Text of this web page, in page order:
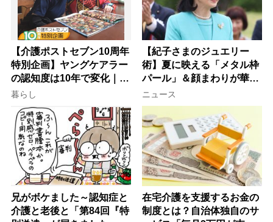
【介護ポストセブン10周年
特別企画】ヤングケアラー
の認知度は10年で変化｜流
行語大賞にノミネート、法
律にも明記されたが果たし
て現在は？
暮らし
【紀子さまのジュエリー
術】夏に映える「メタル枠
パール」＆顔まわりが華や
ぐ「揺れる一粒」の使い分
け方
ニュース
兄がボケました～認知症と
介護と老後と「第84回『特
在宅介護を支援するお金の
制度とは？自治体独自のサ